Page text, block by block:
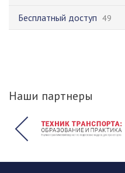
Бесплатный доступ 49
Наши партнеры